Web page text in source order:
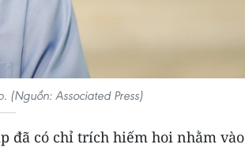
(Nguồn: Associated Press)
đã có chỉ trích hiếm hoi nhằm vào